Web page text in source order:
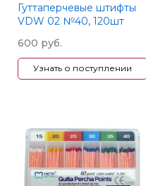
Гуттаперчевые штифты
VDW 02 №40, 120шт
600 руб.
Узнать о поступлении